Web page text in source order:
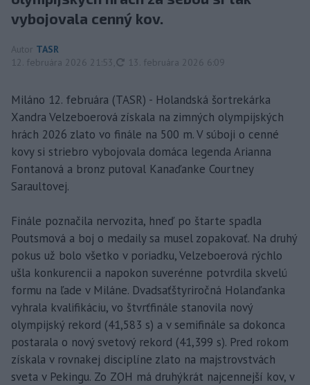
vybojovala cenný kov.
Autor TASR
12. februára 2026 21:53
aktualizované
13. februára 2026 6:09
Miláno 12. februára (TASR) - Holandská šortrekárka
Xandra Velzeboerová získala na zimných olympijských
hrách 2026 zlato vo finále na 500 m. V súboji o cenné
kovy si striebro vybojovala domáca legenda Arianna
Fontanová a bronz putoval Kanaďanke Courtney
Saraultovej.
Finále poznačila nervozita, hneď po štarte spadla
Poutsmová a boj o medaily sa musel zopakovať. Na druhý
pokus už bolo všetko v poriadku, Velzeboerová rýchlo
ušla konkurencii a napokon suverénne potvrdila skvelú
formu na ľade v Miláne. Dvadsaťštyriročná Holanďanka
vyhrala kvalifikáciu, vo štvrťfinále stanovila nový
olympijský rekord (41,583 s) a v semifinále sa dokonca
postarala o nový svetový rekord (41,399 s). Pred rokom
získala v rovnakej disciplíne zlato na majstrovstvách
sveta v Pekingu. Zo ZOH má druhýkrát najcennejší kov, v